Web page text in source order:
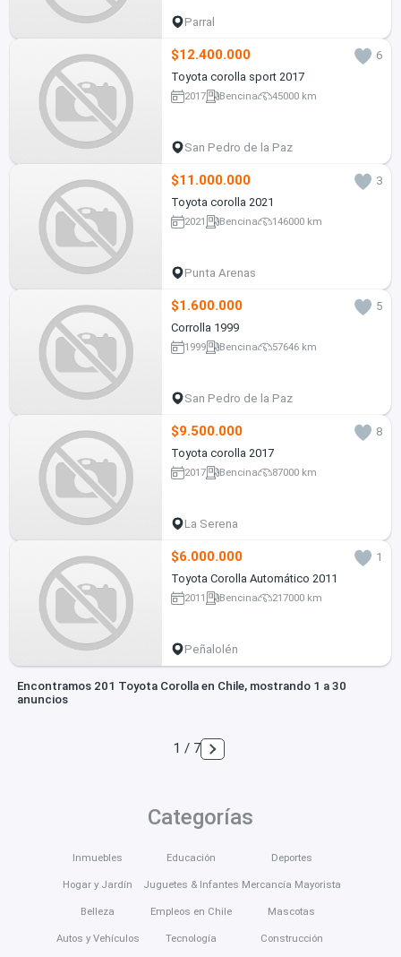
Parral
$12.400.000
6
Toyota corolla sport 2017
2017 Bencina 45000 km
San Pedro de la Paz
$11.000.000
3
Toyota corolla 2021
2021 Bencina 146000 km
Punta Arenas
$1.600.000
5
Corrolla 1999
1999 Bencina 57646 km
San Pedro de la Paz
$9.500.000
8
Toyota corolla 2017
2017 Bencina 87000 km
La Serena
$6.000.000
1
Toyota Corolla Automático 2011
2011 Bencina 217000 km
Peñalolén
Encontramos 201 Toyota Corolla en Chile, mostrando 1 a 30
anuncios
1 / 7
Categorías
Inmuebles
Hogar y Jardín
Belleza
Autos y Vehículos
Educación
Juguetes & Infantes
Empleos en Chile
Tecnología
Deportes
Mercancía Mayorista
Mascotas
Construcción